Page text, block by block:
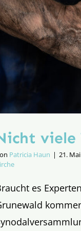
viele
Patricia Haun | 21.
es